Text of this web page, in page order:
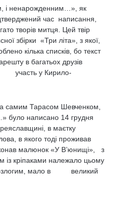
i ненарожденним…», як
час написання,
творів митця. Цей твір
збірки «Три літа», з якої,
кілька списків, бо текст
в багатьох друзів
участь у Кирило-
самим Тарасом Шевченком,
було написано 14 грудня
в маєтку
в якого тоді проживав
малюнок «У В’юнищі», з
із кріпаками належало цьому
мало в великий